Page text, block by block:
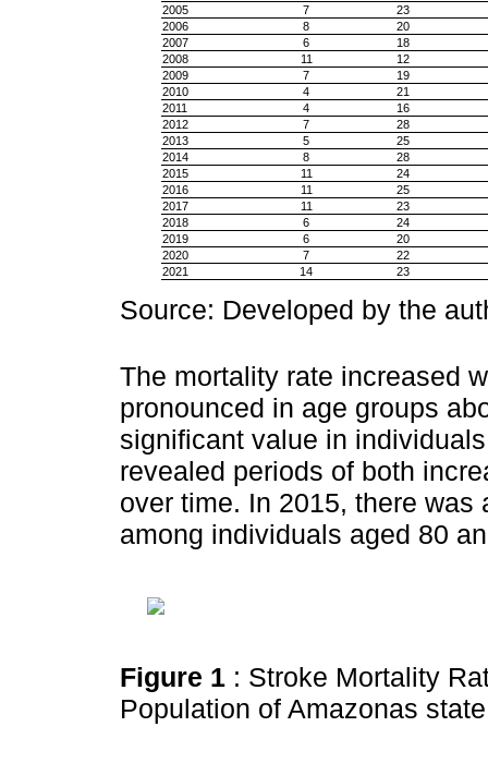
2005
7
23
2006
8
20
2007
6
18
2008
11
12
2009
7
19
2010
4
21
2011
4
16
2012
7
28
2013
5
25
2014
8
28
2015
11
24
2016
11
25
2017
11
23
2018
6
24
2019
6
20
2020
7
22
2021
14 23
Source: Developed by the
The mortality rate increased
pronounced in age groups
significant value in
revealed periods of both
over time. In 2015, there
among individuals aged 80
Figure 1 : Stroke Mortality
Population of Amazonas